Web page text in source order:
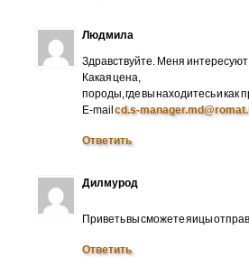
Людмила
Здравствуйте. Меня
Какая цена,
породы, где вы находитесь и как
E-mailcd.s-
Ответить
Дилмурод
Приветь вы сможете яицы
Ответить